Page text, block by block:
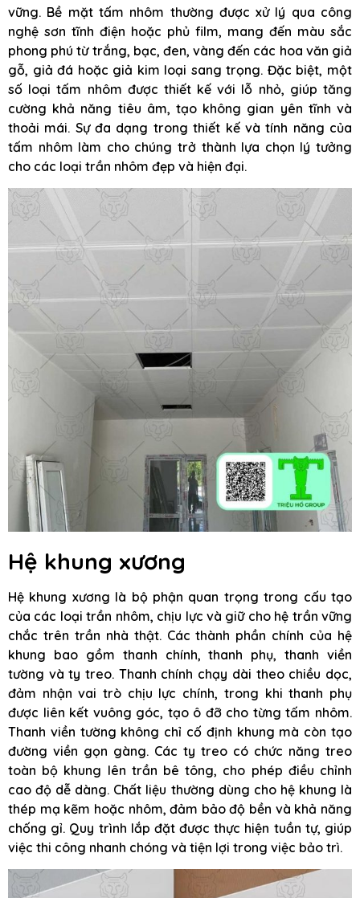
vững. Bề mặt tấm nhôm thường được xử lý qua công
nghệ sơn tĩnh điện hoặc phủ film, mang đến màu sắc
phong phú từ trắng, bạc, đen, vàng đến các hoa văn giả
gỗ, giả đá hoặc giả kim loại sang trọng. Đặc biệt, một
số loại tấm nhôm được thiết kế với lỗ nhỏ, giúp tăng
cường khả năng tiêu âm, tạo không gian yên tĩnh và
thoải mái. Sự đa dạng trong thiết kế và tính năng của
tấm nhôm làm cho chúng trở thành lựa chọn lý tưởng
cho các loại trần nhôm đẹp và hiện đại.
Hệ khung xương
Hệ khung xương là bộ phận quan trọng trong cấu tạo
của các loại trần nhôm, chịu lực và giữ cho hệ trần vững
chắc trên trần nhà thật. Các thành phần chính của hệ
khung bao gồm thanh chính, thanh phụ, thanh viền
tường và ty treo. Thanh chính chạy dài theo chiều dọc,
đảm nhận vai trò chịu lực chính, trong khi thanh phụ
được liên kết vuông góc, tạo ô đỡ cho từng tấm nhôm.
Thanh viền tường không chỉ cố định khung mà còn tạo
đường viền gọn gàng. Các ty treo có chức năng treo
toàn bộ khung lên trần bê tông, cho phép điều chỉnh
cao độ dễ dàng. Chất liệu thường dùng cho hệ khung là
thép mạ kẽm hoặc nhôm, đảm bảo độ bền và khả năng
chống gỉ. Quy trình lắp đặt được thực hiện tuần tự, giúp
việc thi công nhanh chóng và tiện lợi trong việc bảo trì.